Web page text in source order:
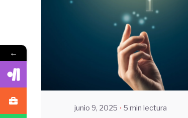
Enviado por
UHE
junio 9, 2025 5 min lectura
←